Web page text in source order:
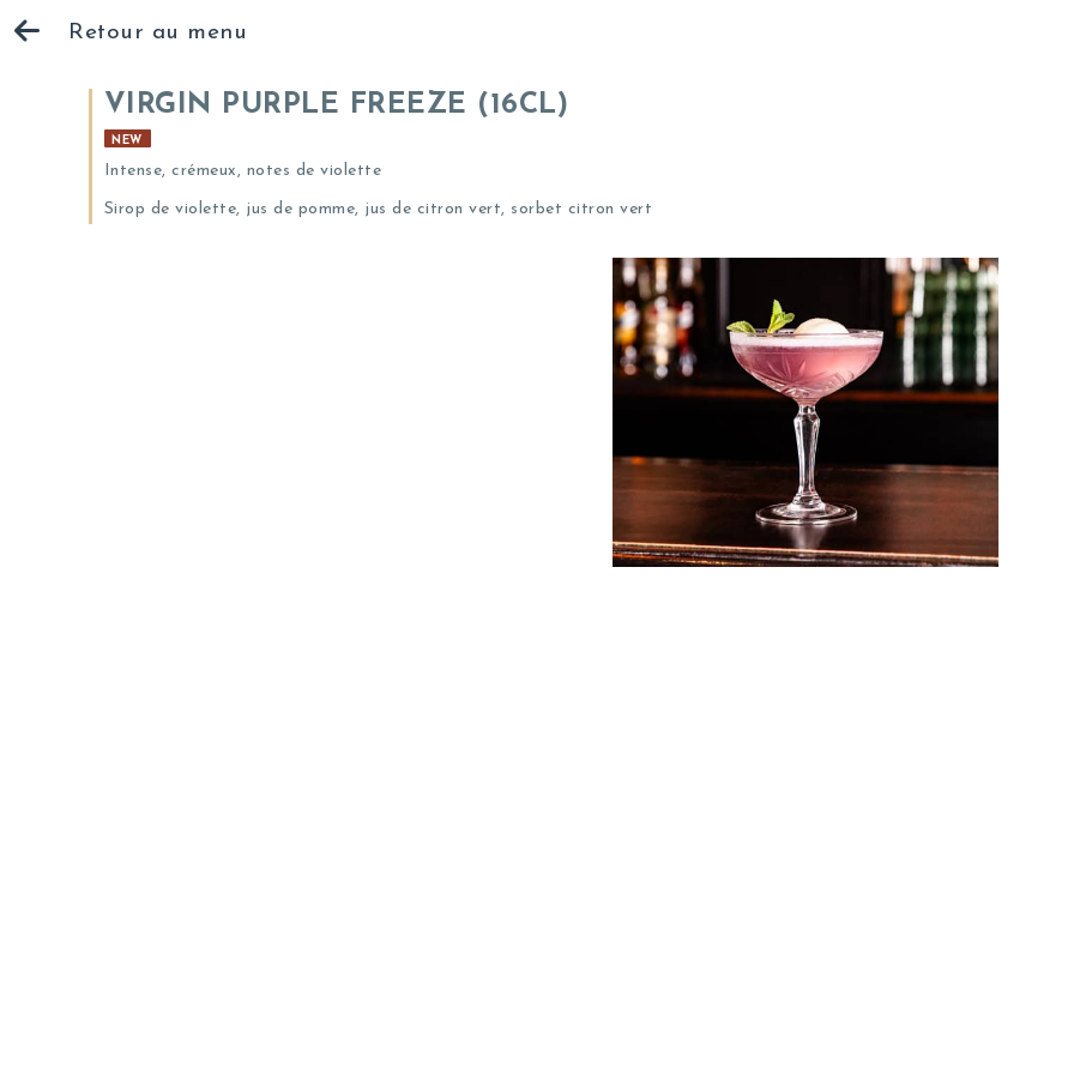
Retour au menu
VIRGIN PURPLE FREEZE (16CL)
NEW
Intense, crémeux, notes de violette
Sirop de violette, jus de pomme, jus de citron vert, sorbet citron vert